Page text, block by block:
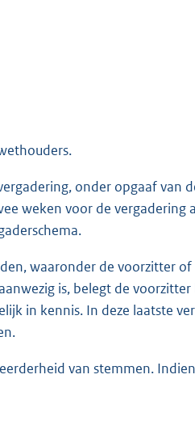
onder opgaaf van
weken voor de vergadering
waaronder de voorzitter
is, belegt de
in kennis. In deze laatste
van stemmen.